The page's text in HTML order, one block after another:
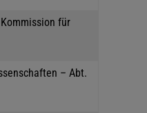
für
– Abt.